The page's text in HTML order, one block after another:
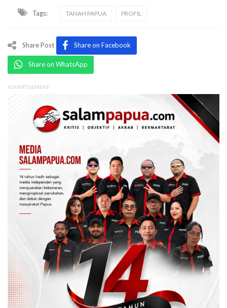
Tags: TANAH PAPUA PROFIL
Share Post Share on Facebook
Share on WhatsApp
ADVERTISEMENT